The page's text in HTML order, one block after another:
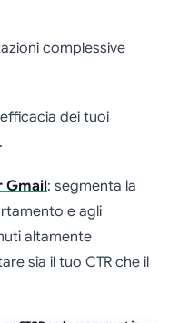
complessive
dei tuoi
Gmail: segmenta la
e agli
altamente
sia il tuo CTR che il